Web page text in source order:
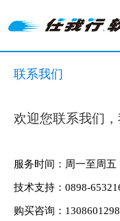
联系我们
欢迎您联系我们
服务时间： 周一至周五
技术支持： 0898-
购买咨询：